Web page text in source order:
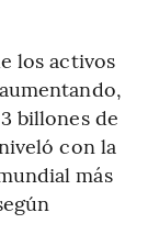
los activos
billones de
con la
más